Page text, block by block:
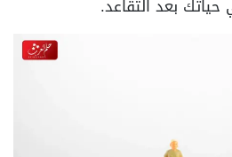
بعد التقاعد.